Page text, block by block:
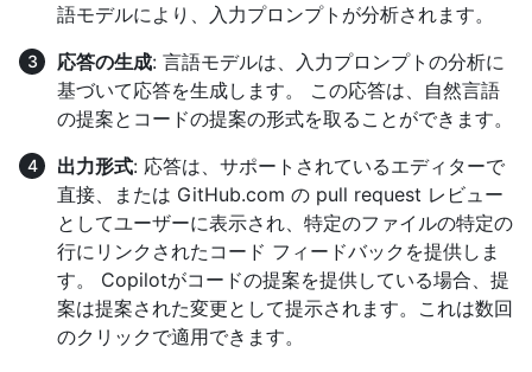
語モデルにより、入力プロンプトが分析されます。
応答の生成: 言語モデルは、入力プロンプトの分析に
基づいて応答を生成します。 この応答は、自然言語
の提案とコードの提案の形式を取ることができます。
出力形式: 応答は、サポートされているエディターで
直接、または GitHub.com の pull request レビュー
としてユーザーに表示され、特定のファイルの特定の
行にリンクされたコード フィードバックを提供しま
す。 Copilotがコードの提案を提供している場合、提
案は提案された変更として提示されます。これは数回
のクリックで適用できます。